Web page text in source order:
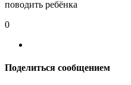
поводить ребёнка
0
Поделиться сообщением